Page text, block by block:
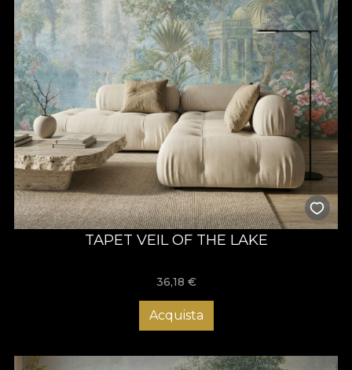
TAPET VEIL OF THE LAKE
36,18 €
Acquista